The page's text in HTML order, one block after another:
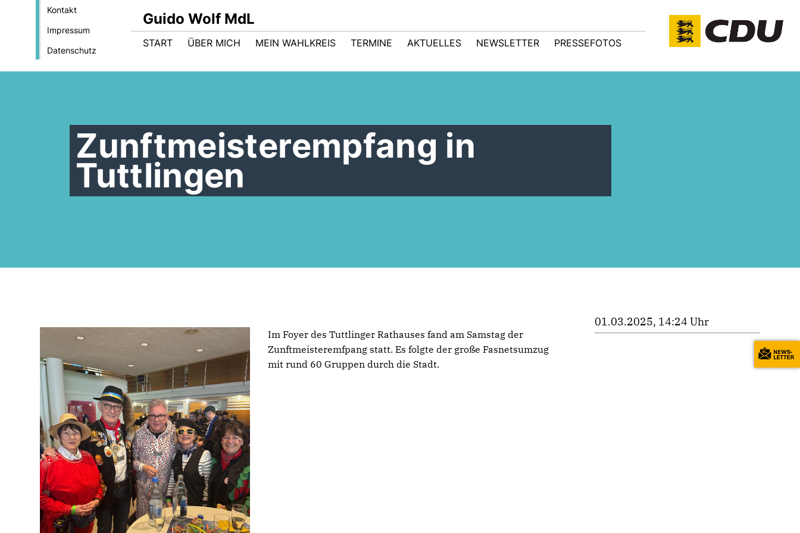
Kontakt
Impressum
Datenschutz
Guido Wolf MdL
START ÜBER MICH MEIN WAHLKREIS TERMINE AKTUELLES NEWSLETTER PRESSEFOTOS
Zunftmeisterempfang in
Tuttlingen
Im Foyer des Tuttlinger Rathauses fand am Samstag der
Zunftmeisteremfpang statt. Es folgte der große Fasnetsumzug
mit rund 60 Gruppen durch die Stadt.
01.03.2025, 14:24 Uhr